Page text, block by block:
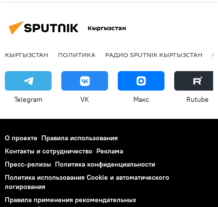
Кыргызстан
КЫРГЫЗСТАН ПОЛИТИКА РАДИО SPUTNIK КЫРГЫЗСТАН
Telegram VK Макс Rutube
О проекте Правила использования
Контакты и сотрудничество Реклама
Пресс-релизы Политика конфиденциальности
Политика использования Cookie и автоматического
логирования
Правила применения рекомендательных